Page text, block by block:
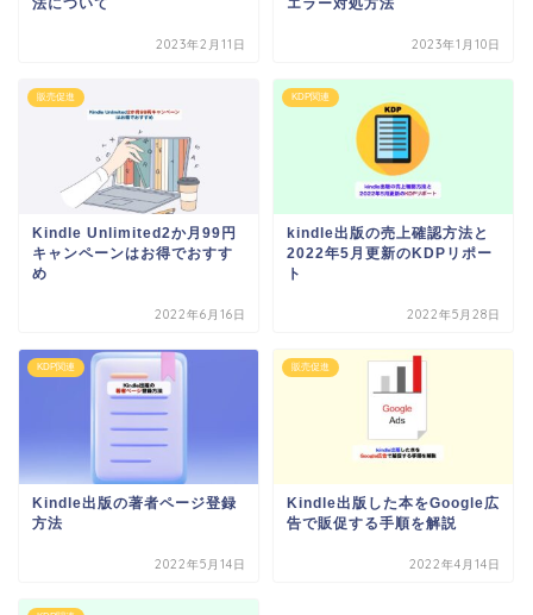
2023年2月11日 2023年1月10日
販売促進
Kindle Unlimited2か月99円
キャンペーンはお得でおすす
め
2022年6月16日
KDP関連
kindle出版の売上確認方法と
2022年5月更新のKDPリポー
ト
2022年5月28日
KDP関連
Kindle出版の著者ページ登録
方法
2022年5月14日
販売促進
Kindle出版した本をGoogle広
告で販促する手順を解説
2022年4月14日